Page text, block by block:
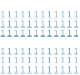
1 1 1 1 1 1 1 1 1 1 1 1
1 1 1 1 1 1 1 1 1 1 1 1
1 1 1 1 1 1 1 1 1 1 1 1
1 1 1 1 1 1 1 1 1 1 1 1
1 1 1 1 1 1 1 1 1 1 1 1
1 1 1 1 1 1 1 1 1 1 1 1